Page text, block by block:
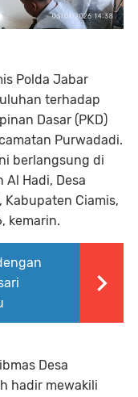
Polda Jabar
terhadap
Dasar (PKD)
Purwadadi.
berlangsung di
Al Hadi, Desa
Kabupaten Ciamis,
kemarin.
Desa
hadir mewakili